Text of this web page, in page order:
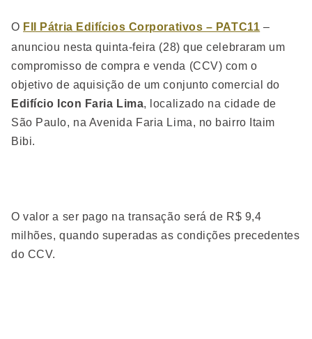
O FII Pátria Edifícios Corporativos – PATC11 –
anunciou nesta quinta-feira (28) que celebraram um
compromisso de compra e venda (CCV) com o
objetivo de aquisição de um conjunto comercial do
Edifício Icon Faria Lima, localizado na cidade de
São Paulo, na Avenida Faria Lima, no bairro Itaim
Bibi.
O valor a ser pago na transação será de R$ 9,4
milhões, quando superadas as condições precedentes
do CCV.